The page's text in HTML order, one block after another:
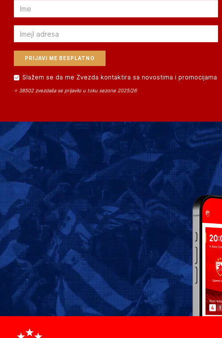
Email
Email
Slažem se da me Zvezda kontaktira sa novostima i promocijama
⭐ 38502 zvezdaša se prijavilo u toku sezone 2025/26